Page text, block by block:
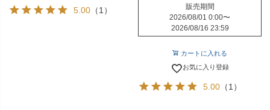
5.00（1）
販売期間
2026/08/01 0:00〜
2026/08/16 23:59
カートに入れる
お気に入り登録
5.00 （1）